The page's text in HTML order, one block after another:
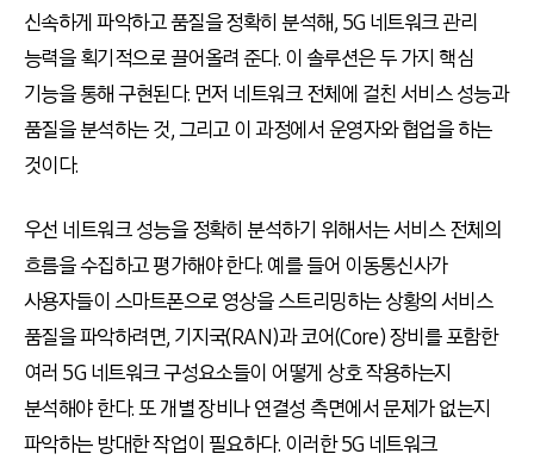
신속하게 파악하고 품질을 정확히 분석해, 5G 네트워크 관리
능력을 획기적으로 끌어올려 준다. 이 솔루션은 두 가지 핵심
기능을 통해 구현된다. 먼저 네트워크 전체에 걸친 서비스 성능과
품질을 분석하는 것, 그리고 이 과정에서 운영자와 협업을 하는
것이다.
우선 네트워크 성능을 정확히 분석하기 위해서는 서비스 전체의
흐름을 수집하고 평가해야 한다. 예를 들어 이동통신사가
사용자들이 스마트폰으로 영상을 스트리밍하는 상황의 서비스
품질을 파악하려면, 기지국(RAN)과 코어(Core) 장비를 포함한
여러 5G 네트워크 구성요소들이 어떻게 상호 작용하는지
분석해야 한다. 또 개별 장비나 연결성 측면에서 문제가 없는지
파악하는 방대한 작업이 필요하다. 이러한 5G 네트워크